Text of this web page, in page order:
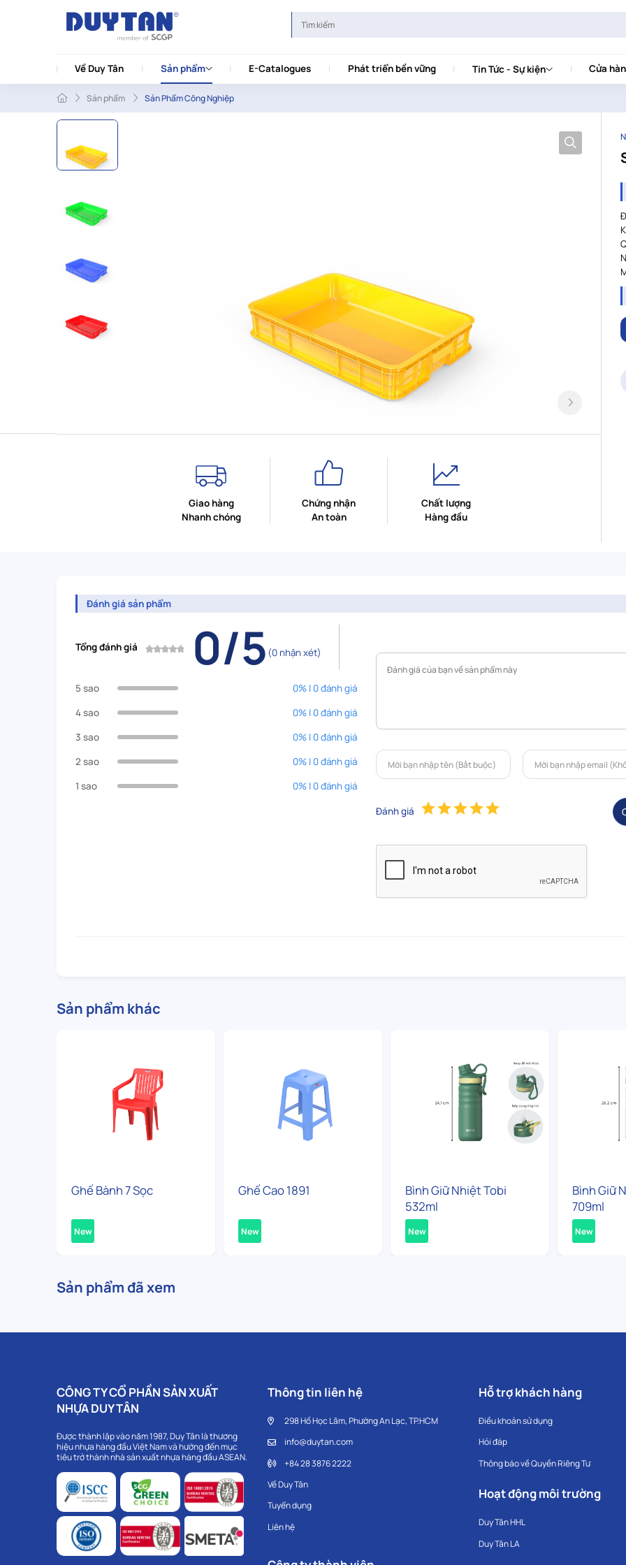
Về Duy Tân Sản phẩm E-Catalogues Phát triển bền vững Tin Tức - Sự kiện Cửa
Sản phẩm Sản Phẩm Công Nghiệp
Giao hàng
Nhanh chóng
Chứng nhận
An toàn
Chất lượng
Hàng đầu
Đánh giá sản phẩm
Tổng đánh giá 0/5 (0 nhận xét)
5 sao
0% | 0 đánh giá
4 sao
0% | 0 đánh giá
3 sao
0% | 0 đánh giá
2 sao
0% | 0 đánh giá
1 sao
0% | 0 đánh giá
Đánh giá
Sản phẩm khác
Ghế Bành 7 Sọc
New
Ghế Cao 1891
New
Bình Giữ Nhiệt Tobi
532ml
New
Bình Giữ
709ml
New
Sản phẩm đã xem
CÔNG TY CỔ PHẦN SẢN XUẤT
NHỰA DUY TÂN
Được thành lập vào năm 1987, Duy Tân là thương
hiệu nhựa hàng đầu Việt Nam và hướng đến mục
tiêu trở thành nhà sản xuất nhựa hàng đầu ASEAN.
Thông tin liên hệ
298 Hồ Học Lãm, Phường An Lạc, TP.HCM
info@duytan.com
+84 28 3876 2222
Về Duy Tân
Tuyển dụng
Liên hệ
Hỗ trợ khách hàng
Điều khoản sử dụng
Hỏi đáp
Thông báo về Quyền Riêng Tư
Hoạt động môi trường
Duy Tân HHL
Duy Tân LA